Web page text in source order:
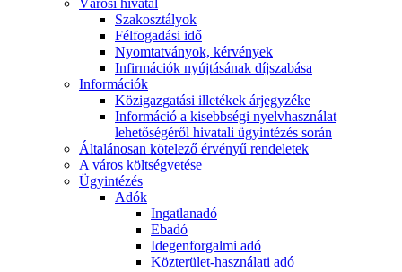
Városi hivatal
Szakosztályok
Félfogadási idő
Nyomtatványok, kérvények
Infirmációk nyújtásának díjszabása
Információk
Közigazgatási illetékek árjegyzéke
Információ a kisebbségi nyelvhasználat
lehetőségéről hivatali ügyintézés során
Általánosan kötelező érvényű rendeletek
A város költségvetése
Ügyintézés
Adók
Ingatlanadó
Ebadó
Idegenforgalmi adó
Közterület-használati adó